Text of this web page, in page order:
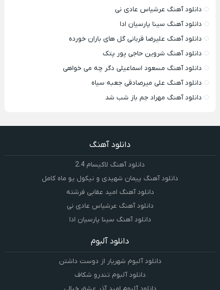
دانلود آهنگ عرشیاس عادی نی
دانلود آهنگ سینا پارسیان ادا
دانلود آهنگ علیرضا قربانی گل های باران خورده
دانلود آهنگ شروین حاجی پور پتک
دانلود آهنگ مسعود اسماعیلی دگر چه می خواهی
دانلود آهنگ علی میرصادقی جعبه سیاه
دانلود آهنگ مهراد جم باز شب شد
دانلود آهنگ
دانلود آهنگ لاکیسام 2.4
دانلود آهنگ پیمان شهیدی و نیکول یو ماه کامل
دانلود آهنگ امید عقابی فرشته
دانلود آهنگ عرشیاس عادی نی
دانلود آهنگ سینا پارسیان ادا
دانلود آلبوم
دانلود آلبوم شهریار از دوست داشتن
دانلود آلبوم تندرو شکاف